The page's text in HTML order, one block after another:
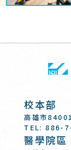
校本部
高雄市
TEL: 886-
醫學院區